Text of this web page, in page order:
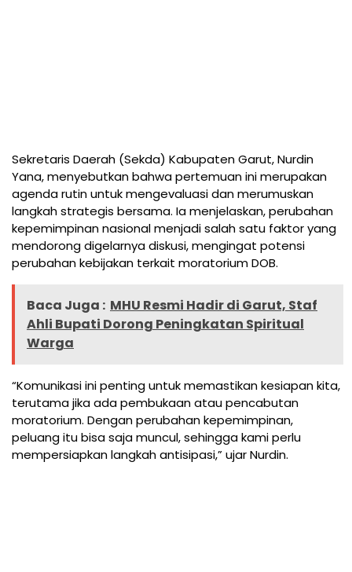
Sekretaris Daerah (Sekda) Kabupaten Garut, Nurdin
Yana, menyebutkan bahwa pertemuan ini merupakan
agenda rutin untuk mengevaluasi dan merumuskan
langkah strategis bersama. Ia menjelaskan, perubahan
kepemimpinan nasional menjadi salah satu faktor yang
mendorong digelarnya diskusi, mengingat potensi
perubahan kebijakan terkait moratorium DOB.
Baca Juga : MHU Resmi Hadir di Garut, Staf
Ahli Bupati Dorong Peningkatan Spiritual
Warga
“Komunikasi ini penting untuk memastikan kesiapan kita,
terutama jika ada pembukaan atau pencabutan
moratorium. Dengan perubahan kepemimpinan,
peluang itu bisa saja muncul, sehingga kami perlu
mempersiapkan langkah antisipasi,” ujar Nurdin.